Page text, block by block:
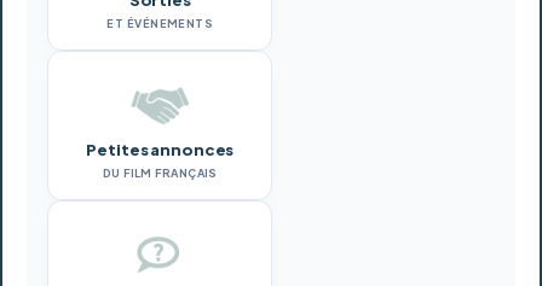
ET ÉVÉNEMENTS
Petites annonces
DU FILM FRANÇAIS